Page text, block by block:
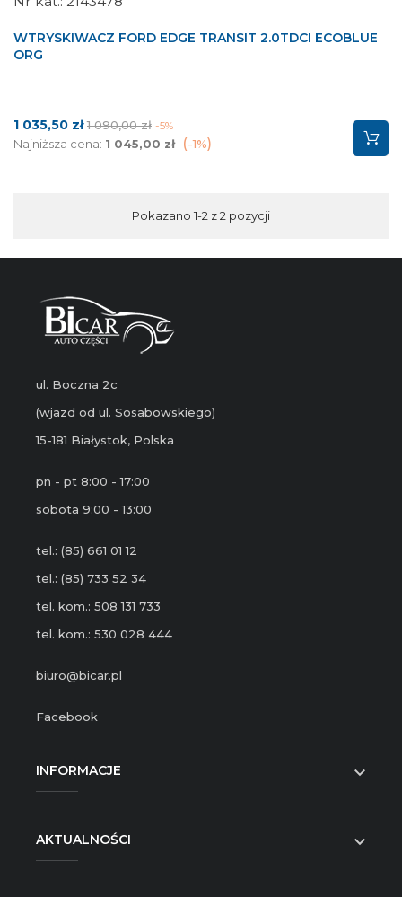
WTRYSKIWACZ FORD EDGE TRANSIT 2.0TDCI ECOBLUE
ORG
Cena
1 035,50 złCena
podstawowa
1 090,00 zł -5%
Najniższa cena: 1 045,00 zł -1%
Pokazano 1-2 z 2 pozycji
ul. Boczna 2c
(wjazd od ul. Sosabowskiego)
15-181 Białystok, Polska
pn - pt 8:00 - 17:00
sobota 9:00 - 13:00
tel.: (85) 661 01 12
tel.: (85) 733 52 34
tel. kom.: 508 131 733
tel. kom.: 530 028 444
biuro@bicar.pl
Facebook
INFORMACJE 
AKTUALNOŚCI 